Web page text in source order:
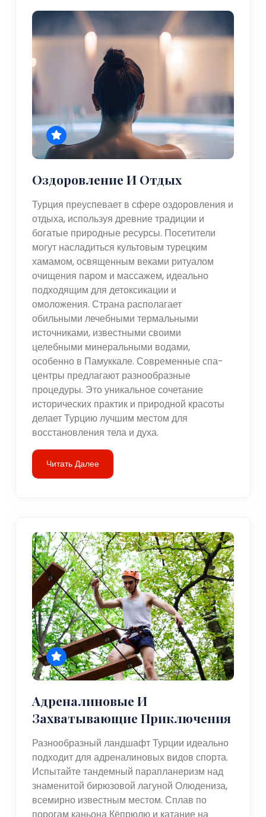
Оздоровление И Отдых
Турция преуспевает в сфере оздоровления и
отдыха, используя древние традиции и
богатые природные ресурсы. Посетители
могут насладиться культовым турецким
хамамом, освященным веками ритуалом
очищения паром и массажем, идеально
подходящим для детоксикации и
омоложения. Страна располагает
обильными лечебными термальными
источниками, известными своими
целебными минеральными водами,
особенно в Памуккале. Современные спа-
центры предлагают разнообразные
процедуры. Это уникальное сочетание
исторических практик и природной красоты
делает Турцию лучшим местом для
восстановления тела и духа.
Читать Далее
Адреналиновые И
Захватывающие Приключения
Разнообразный ландшафт Турции идеально
подходит для адреналиновых видов спорта.
Испытайте тандемный парапланеризм над
знаменитой бирюзовой лагуной Олюдениза,
всемирно известным местом. Сплав по